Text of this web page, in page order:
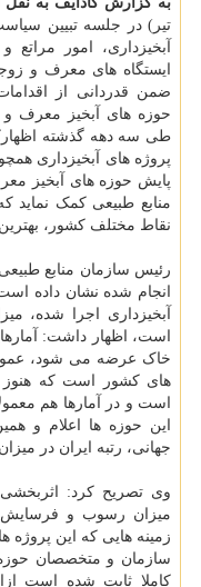
تیر) در جلسه تبیین
آبخیزداری، امور
ایستگاه های معرف و
ضمن قدردانی از
طی سه دهه گذشته
پروژه های آبخیزداری
پایش حوزه های آبخیز
منابع طبیعی کمک نماید
نقاط مختلف کشور، بهترین
رئیس سازمان منابع
انجام شده نشان داده
آبخیزداری اجرا شده،
است، اظهار داشت:
های کشور است که هنوز
است و در آمارها هم
این حوزه ها اعلام و
جهانی، رتبه ایران در
وی تصریح کرد:
میزان رسوب و
زمینه هایی که این
سازمان و متخصصان
کاملا ثابت شده است